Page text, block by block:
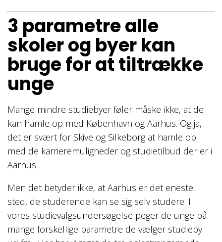
3 parametre alle
skoler og byer kan
bruge for at tiltrække
unge
Mange mindre studiebyer føler måske ikke, at de
kan hamle op med København og Aarhus. Og ja,
det er svært for Skive og Silkeborg at hamle op
med de karrieremuligheder og studietilbud der er i
Aarhus.
Men det betyder ikke, at Aarhus er det eneste
sted, de studerende kan se sig selv studere. I
vores studievalgsundersøgelse peger de unge på
mange forskellige parametre de vælger studieby